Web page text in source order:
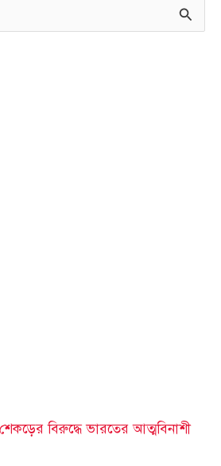
বিরুদ্ধে ভারতের আত্মবিনাশী